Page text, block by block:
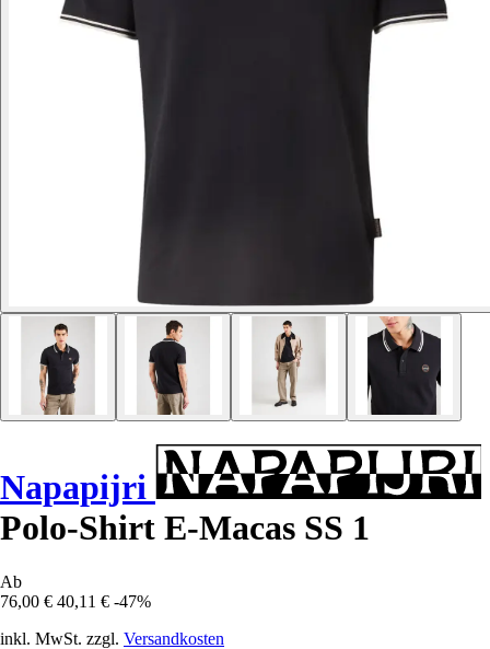
Napapijri
Polo-Shirt E-Macas SS 1
Ab
76,00 € 40,11 € -47%
inkl. MwSt. zzgl. Versandkosten